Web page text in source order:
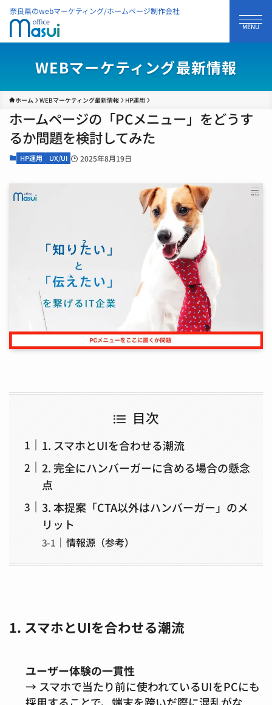
奈良県のwebマーケティング/ホームページ制作会社
WEBマーケティング最新情報
ホーム WEBマーケティング最新情報 HP運用
ホームページの「PCメニュー」をどうす
るか問題を検討してみた
HP運用 UX/UI 2025年8月19日
目次
1. スマホとUIを合わせる潮流
2. 完全にハンバーガーに含める場合の懸念
点
3. 本提案「CTA以外はハンバーガー」のメ
リット
情報源（参考）
1. スマホとUIを合わせる潮流
ユーザー体験の一貫性
→ スマホで当たり前に使われているUIをPCにも